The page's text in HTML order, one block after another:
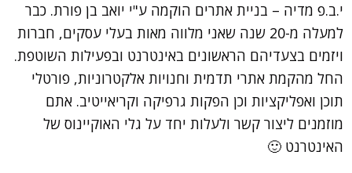
י.ב.פ מדיה – בניית אתרים הוקמה ע"י יואב בן פורת. כבר
למעלה מ-20 שנה שאני מלווה מאות בעלי עסקים, חברות
ויזמים בצעדיהם הראשונים באינטרנט ובפעילות השוטפת.
החל מהקמת אתרי תדמית וחנויות אלקטרוניות, פורטלי
תוכן ואפליקציות וכן הפקות גרפיקה וקריאייטיב. אתם
מוזמנים ליצור קשר ולעלות יחד על גלי האוקיינוס של
האינטרנט 🙂